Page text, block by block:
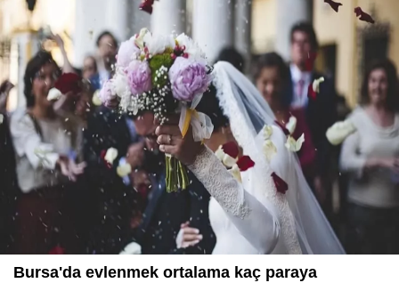
Bursa'da evlenmek ortalama kaç paraya